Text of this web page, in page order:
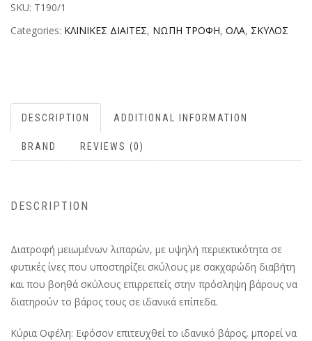
SKU: T190/1
Categories: ΚΛΙΝΙΚΕΣ ΔΙΑΙΤΕΣ, ΝΩΠΗ ΤΡΟΦΗ, ΟΛΑ, ΣΚΥΛΟΣ
DESCRIPTION ADDITIONAL INFORMATION
BRAND REVIEWS (0)
DESCRIPTION
Διατροφή μειωμένων λιπαρών, με υψηλή περιεκτικότητα σε
φυτικές ίνες που υποστηρίζει σκύλους με σακχαρώδη διαβήτη
και που βοηθά σκύλους επιρρεπείς στην πρόσληψη βάρους να
διατηρούν το βάρος τους σε ιδανικά επίπεδα.
Κύρια Οφέλη: Εφόσον επιτευχθεί το ιδανικό βάρος, μπορεί να